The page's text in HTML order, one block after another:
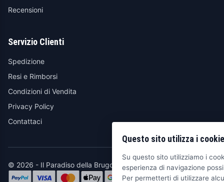
Recensioni
Servizio Clienti
Spedizione
Resi e Rimborsi
Condizioni di Vendita
Privacy Policy
Contattaci
© 2026 - Il Paradiso della Brugola
Questo sito utilizza i cookie
Su questo sito utilizziamo i
esperienza di navigazione
Per permetterti di utilizzare